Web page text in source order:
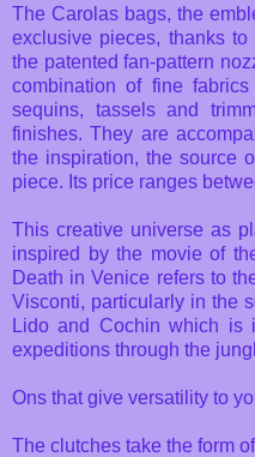
The Carolas bags, the
exclusive pieces, thanks
the patented fan-pattern
combination of fine
sequins, tassels and
finishes. They are
the inspiration, the source
piece. Its price ranges
This creative universe as
inspired by the movie of
Death in Venice refers to
Visconti, particularly in the
Lido and Cochin which is
expeditions through the
Ons that give versatility to
The clutches take the form